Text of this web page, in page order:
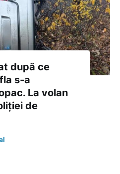
după ce
s-a
La volan
de